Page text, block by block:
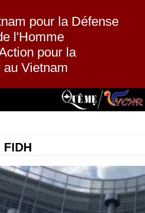
pour la Défense
l'Homme
pour la
Vietnam
FIDH